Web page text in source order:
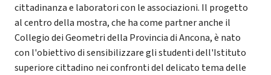
cittadinanza e laboratori con le associazioni. Il progetto
al centro della mostra, che ha come partner anche il
Collegio dei Geometri della Provincia di Ancona, è nato
con l'obiettivo di sensibilizzare gli studenti dell'Istituto
superiore cittadino nei confronti del delicato tema delle